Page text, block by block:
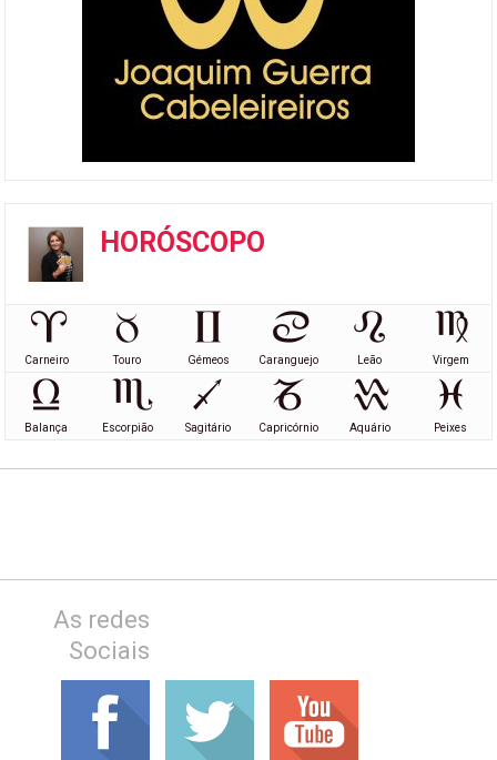
HORÓSCOPO
Carneiro Touro Gémeos Caranguejo Leão Virgem
Balança Escorpião Sagitário Capricórnio Aquário Peixes
As redes
Sociais